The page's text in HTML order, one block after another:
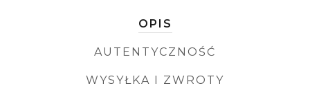
OPIS
AUTENTYCZNOŚĆ
WYSYŁKA I ZWROTY